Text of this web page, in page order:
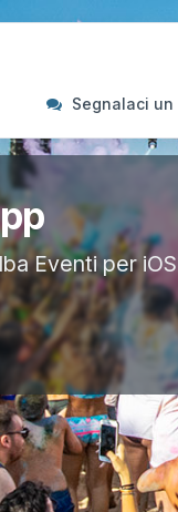
Segnalaci un
Eventi per